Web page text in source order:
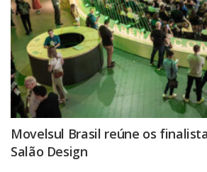
Movelsul Brasil reúne os
Salão Design